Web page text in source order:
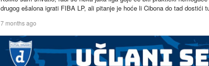
drugog ešalona igrati FIBA LP, ali pitanje je hoće li Cibona do tad dostići
7 months ago